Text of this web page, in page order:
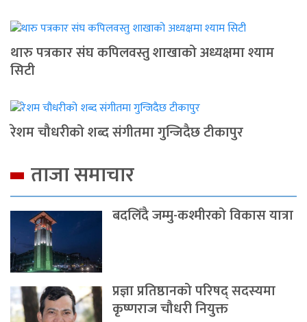
थारु पत्रकार संघ कपिलवस्तु शाखाको अध्यक्षमा श्याम
सिटी
रेशम चौधरीको शब्द संगीतमा गुन्जिदैछ टीकापुर
ताजा समाचार
बदलिँदै जम्मु-कश्मीरको विकास यात्रा
प्रज्ञा प्रतिष्ठानको परिषद् सदस्यमा
कृष्णराज चौधरी नियुक्त